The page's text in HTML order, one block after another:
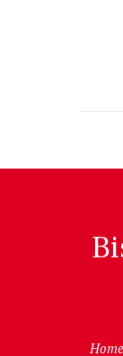
Home